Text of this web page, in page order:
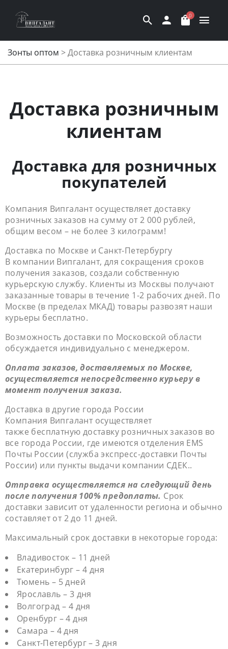
0
Зонты оптом >Доставка розничным клиентам
Доставка розничным
клиентам
Доставка для розничных
покупателей
Компания Випгалант осуществляет доставку
розничных заказов на сумму от 2 000 рублей,
общим весом – не более 3 килограмм!
Доставка по Москве и Санкт-Петербургу
В компании Випгалант, для сокращения сроков
получения заказов, создали собственную
курьерскую службу. Клиенты из Москвы получают
заказанные товары в течение 1-2 рабочих дней. По
Москве (в пределах МКАД) товары развозят наши
курьеры бесплатно.
Возможность доставки по Московской области
обсуждается индивидуально с менеджером.
Оплата заказов, доставляемых по Москве,
осуществляется непосредственно курьеру в
момент получения заказа.
Доставка в другие города России
Компания Випгалант осуществляет
также бесплатную доставку розничных заказов во
все города России, где имеются отделения EMS
Почты России (служба экспресс-доставки Почты
России) или пункты выдачи компании СДЕК..
Отправка осуществляется на следующий день
после получения 100% предоплаты. Срок
доставки зависит от удаленности региона и обычно
составляет от 2 до 11 дней.
Максимальный срок доставки в некоторые города:
Владивосток – 11 дней
Екатеринбург – 4 дня
Тюмень – 5 дней
Ярославль – 3 дня
Волгоград – 4 дня
Оренбург – 4 дня
Самара – 4 дня
Санкт-Петербург – 3 дня